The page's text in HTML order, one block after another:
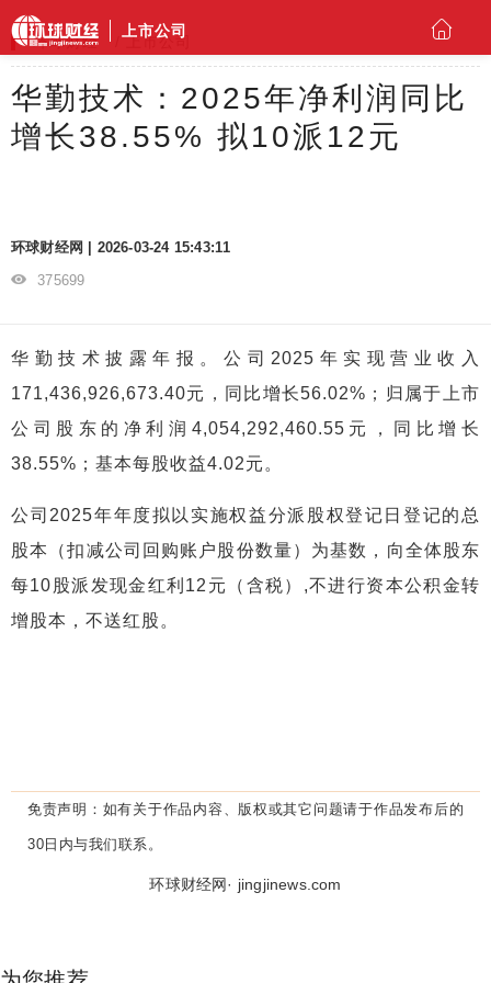
上市公司
环球财经 上市公司
华勤技术：2025年净利润同比
增长38.55% 拟10派12元
环球财经网 | 2026-03-24 15:43:11
375699
华勤技术披露年报。公司2025年实现营业收入
171,436,926,673.40元，同比增长56.02%；归属于上市
公司股东的净利润4,054,292,460.55元，同比增长
38.55%；基本每股收益4.02元。
公司2025年年度拟以实施权益分派股权登记日登记的总
股本（扣减公司回购账户股份数量）为基数，向全体股东
每10股派发现金红利12元（含税）,不进行资本公积金转
增股本，不送红股。
免责声明： 如有关于作品内容、版权或其它问题请于作品发布后的
30日内与我们联系。
环球财经网· jingjinews.com